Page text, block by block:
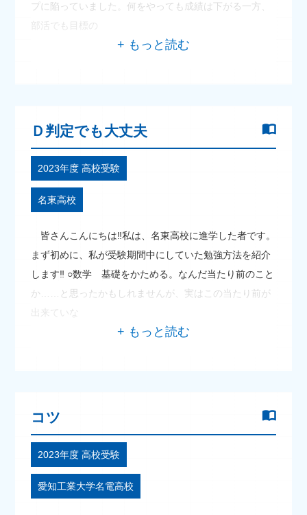
プに陥っていました。何をやっても成績は下がる一方、
部活でも目標の
Ｄ判定でも大丈夫
2023年度 高校受験
名東高校
皆さんこんにちは‼私は、名東高校に進学した者です。
まず初めに、私が受験期間中にしていた勉強方法を紹介
します‼ ○数学 基礎をかためる。なんだ当たり前のこと
か……と思ったかもしれませんが、実はこの当たり前が
出来ていな
コツ
2023年度 高校受験
愛知工業大学名電高校